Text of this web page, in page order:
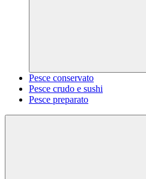
Pesce conservato
Pesce crudo e sushi
Pesce preparato